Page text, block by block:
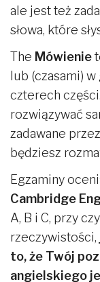
ale jest też
słowa, które
The Mówienie
lub (czasami)
czterech
rozwiązywać
zadawane
będziesz
Egzaminy
Cambridge
A, B i C, przy
rzeczywistości,
to, że Twój
angielskiego